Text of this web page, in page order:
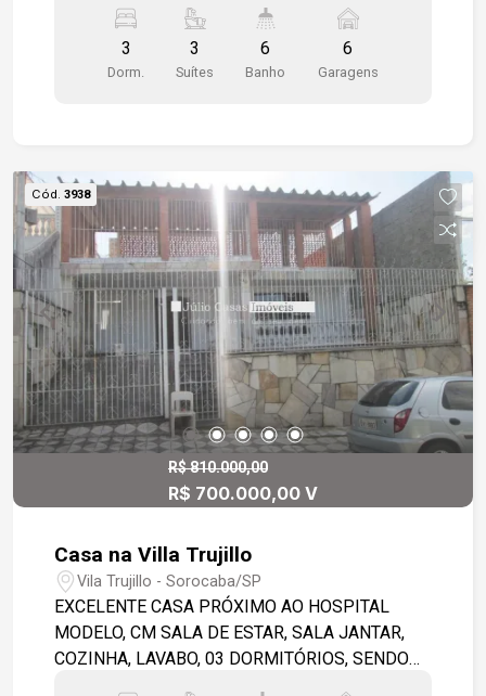
em 03 espaços independentes. Sala de jantar,
cozinha completa, lavabo, são 3 quartos amplos ,
sala no mezanino, 01 banheiro, terraço aberto
3
Dorm.
3
Suítes
6
Banho
6
Garagens
Cód. 3938
R$ 810.000,00
R$ 700.000,00 V
Casa na Villa Trujillo
Vila Trujillo - Sorocaba/SP
EXCELENTE CASA PRÓXIMO AO HOSPITAL
MODELO, CM SALA DE ESTAR, SALA JANTAR,
COZINHA, LAVABO, 03 DORMITÓRIOS, SENDO